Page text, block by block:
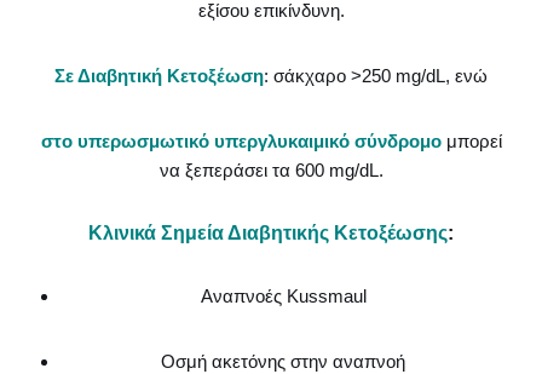
εξίσου επικίνδυνη.
Σε Διαβητική Κετοξέωση: σάκχαρο >250 mg/dL, ενώ
στο υπερωσμωτικό υπεργλυκαιμικό σύνδρομο μπορεί
να ξεπεράσει τα 600 mg/dL.
Κλινικά Σημεία Διαβητικής Κετοξέωσης:
Αναπνοές Kussmaul
Οσμή ακετόνης στην αναπνοή